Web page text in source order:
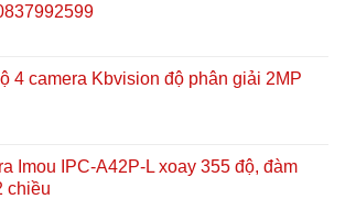
4 camera Kbvision độ phân giải 2MP
Imou IPC-A42P-L xoay 355 độ, đàm
chiều